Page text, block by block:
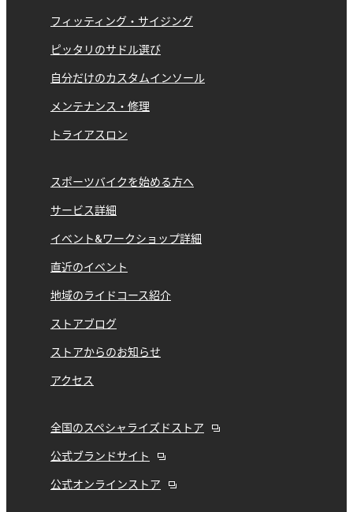
フィッティング・サイジング
ピッタリのサドル選び
自分だけのカスタムインソール
メンテナンス・修理
トライアスロン
スポーツバイクを始める方へ
サービス詳細
イベント&ワークショップ詳細
直近のイベント
地域のライドコース紹介
ストアブログ
ストアからのお知らせ
アクセス
全国のスペシャライズドストア
公式ブランドサイト
公式オンラインストア